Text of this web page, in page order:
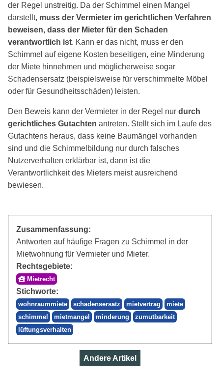
der Regel unstreitig. Da der Schimmel einen Mangel
darstellt, muss der Vermieter im gerichtlichen Verfahren
beweisen, dass der Mieter für den Schaden
verantwortlich ist. Kann er das nicht, muss er den
Schimmel auf eigene Kosten beseitigen, eine Minderung
der Miete hinnehmen und möglicherweise sogar
Schadensersatz (beispielsweise für verschimmelte Möbel
oder für Gesundheitsschäden) leisten.
Den Beweis kann der Vermieter in der Regel nur durch
gerichtliches Gutachten antreten. Stellt sich im Laufe des
Gutachtens heraus, dass keine Baumängel vorhanden
sind und die Schimmelbildung nur durch falsches
Nutzerverhalten erklärbar ist, dann ist die
Verantwortlichkeit des Mieters meist ausreichend
bewiesen.
Zusammenfassung:
Antworten auf häufige Fragen zu Schimmel in der
Mietwohnung für Vermieter und Mieter.
Rechtsgebiete:
Mietrecht
Stichworte:
wohnraummiete schadensersatz mietvertrag
miete
schimmel
mietmangel minderung
zumutbarkeit
lüftungsverhalten
Andere Artikel